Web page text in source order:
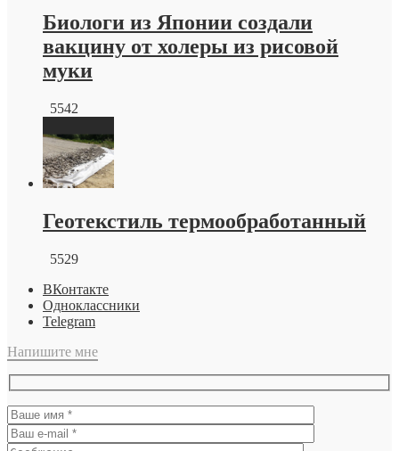
Биологи из Японии создали
вакцину от холеры из рисовой
муки
5542
Геотекстиль термообработанный
5529
ВКонтакте
Одноклассники
Telegram
Напишите мне